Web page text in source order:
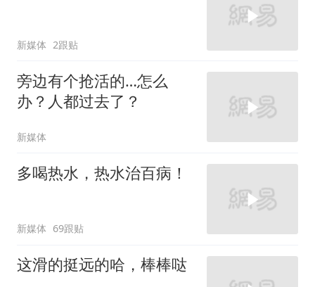
新媒体 2跟贴
旁边有个抢活的…怎么
办？人都过去了？
新媒体
多喝热水，热水治百病！
新媒体 69跟贴
这滑的挺远的哈，棒棒哒